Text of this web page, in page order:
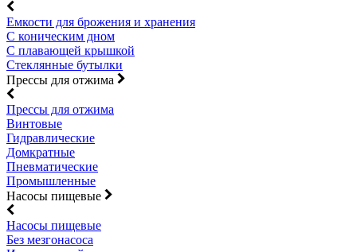
Емкости для брожения и хранения
С коническим дном
С плавающей крышкой
Стеклянные бутылки
Прессы для отжима
Прессы для отжима
Винтовые
Гидравлические
Домкратные
Пневматические
Промышленные
Насосы пищевые
Насосы пищевые
Без мезгонасоса